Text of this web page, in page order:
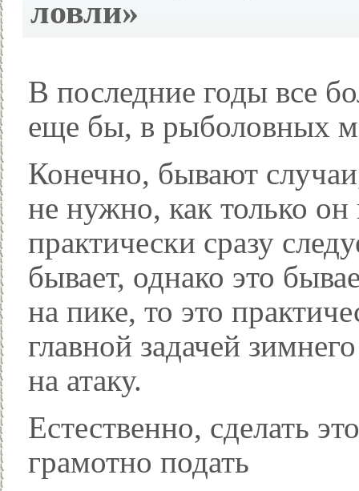
ловли»
В последние годы все
еще бы, в рыболовных
Конечно, бывают
не нужно, как только он
практически сразу
бывает, однако это
на пике, то это
главной задачей
на атаку.
Естественно, сделать
грамотно подать